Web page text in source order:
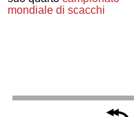
mondiale di scacchi